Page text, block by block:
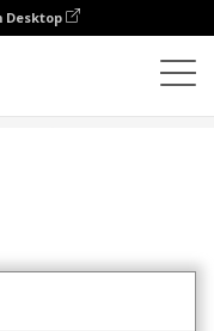
Desktop